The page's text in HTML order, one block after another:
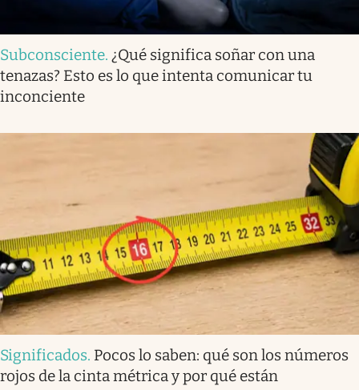
Subconsciente. ¿Qué significa soñar con una
tenazas? Esto es lo que intenta comunicar tu
inconciente
Significados. Pocos lo saben: qué son los números
rojos de la cinta métrica y por qué están